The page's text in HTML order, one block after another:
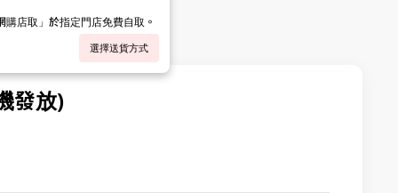
購店取」於指定門店免費自取。
選擇送貨方式
發放)